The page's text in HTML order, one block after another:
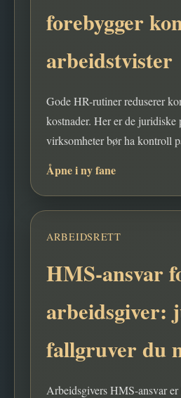
forebygger
arbeidstvister
Gode HR-rutiner reduserer
kostnader. Her er de juridiske
virksomheter bør ha kontroll
Åpne i ny fane
ARBEIDSRETT
HMS-ansvar
arbeidsgiver:
fallgruver du
Arbeidsgivers HMS-ansvar